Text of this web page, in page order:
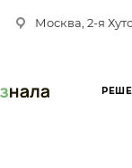
Москва, 2-я